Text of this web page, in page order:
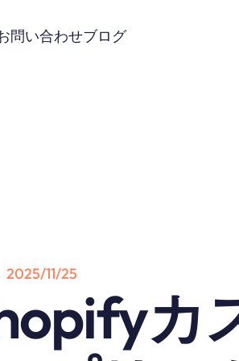
問い合わせブログ
2025/11/25
カ